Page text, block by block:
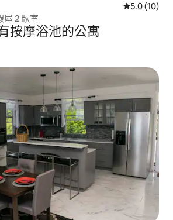
從 10 則評
5.0 (10)
屋 2 臥室
按摩浴池的公寓